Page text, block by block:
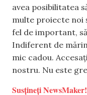
avea posibilitatea
multe proiecte noi
fel de important,
Indiferent de
mic cadou.
nostru. Nu este
Susțineți NewsMaker!